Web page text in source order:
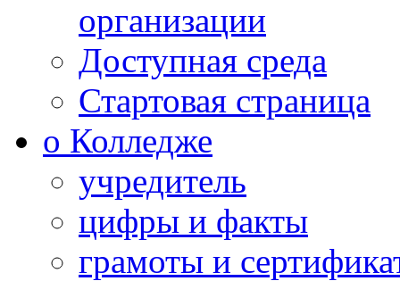
организации
Доступная среда
Стартовая страница
о Колледже
учредитель
цифры и факты
грамоты и